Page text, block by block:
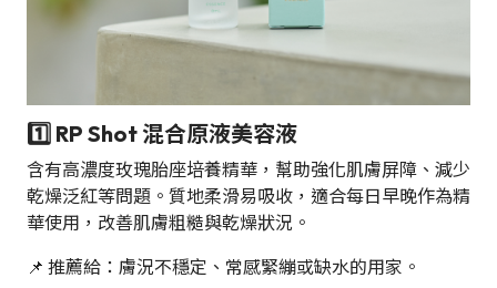
1️⃣ RP Shot 混合原液美容液
含有高濃度玫瑰胎座培養精華，幫助強化肌膚屏障、減少
乾燥泛紅等問題。質地柔滑易吸收，適合每日早晚作為精
華使用，改善肌膚粗糙與乾燥狀況。
📌 推薦給：膚況不穩定、常感緊繃或缺水的用家。